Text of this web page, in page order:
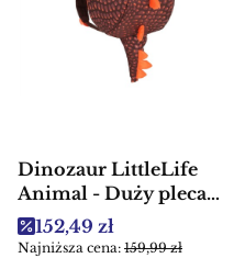
Dinozaur LittleLife
Animal - Duży plecak
dla dzieci
Cena promocyjna
152,49 zł
Najniższa cena: 159,99 zł